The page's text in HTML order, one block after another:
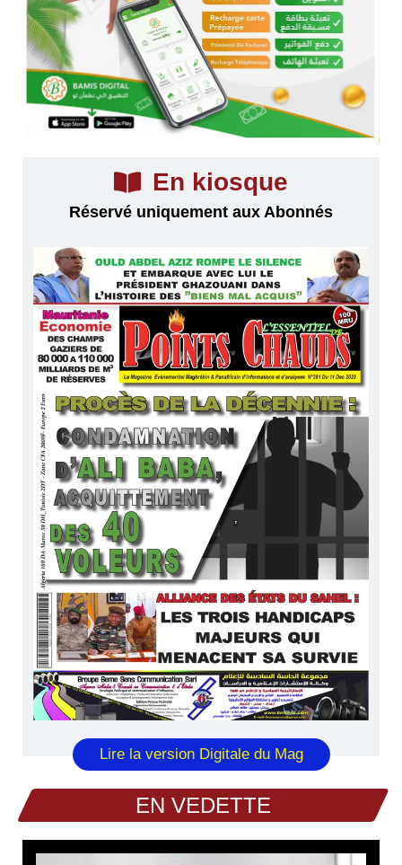
En kiosque
Réservé uniquement aux Abonnés
Lire la version Digitale du Mag
EN VEDETTE